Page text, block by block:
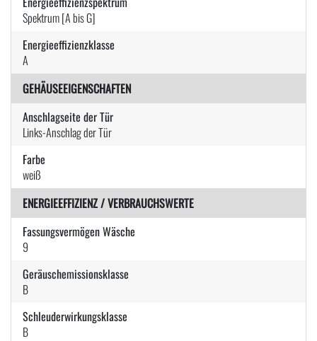
Spektrum [A bis G]
Energieeffizienzklasse
A
GEHÄUSEEIGENSCHAFTEN
Anschlagseite der Tür
Links-Anschlag der Tür
Farbe
weiß
ENERGIEEFFIZIENZ / VERBRAUCHSWERTE
Fassungsvermögen Wäsche
9
Geräuschemissionsklasse
B
Schleuderwirkungsklasse
B